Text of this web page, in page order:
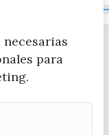
para